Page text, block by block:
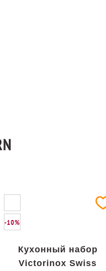
-10%
Кухонный набор
Victorinox Swiss